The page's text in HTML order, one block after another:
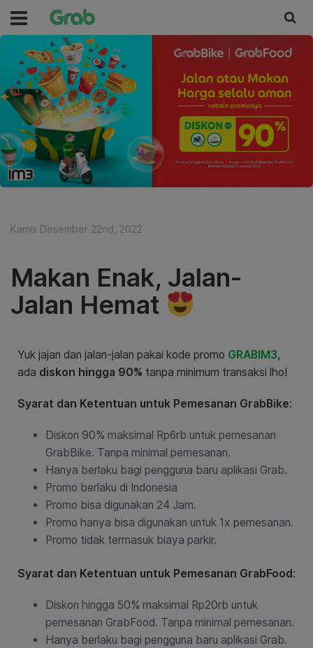
Kamis Desember 22nd, 2022
Makan Enak, Jalan-
Jalan Hemat
Yuk jajan dan jalan-jalan pakai kode promo GRABIM3,
ada diskon hingga 90% tanpa minimum transaksi lho!
Syarat dan Ketentuan untuk Pemesanan GrabBike:
Diskon 90% maksimal Rp6rb untuk pemesanan
GrabBike. Tanpa minimal pemesanan.
Hanya berlaku bagi pengguna baru aplikasi Grab.
Promo berlaku di Indonesia
Promo bisa digunakan 24 Jam.
Promo hanya bisa digunakan untuk 1x pemesanan.
Promo tidak termasuk biaya parkir.
Syarat dan Ketentuan untuk Pemesanan GrabFood :
Diskon hingga 50% maksimal Rp20rb untuk
pemesanan GrabFood. Tanpa minimal pemesanan.
Hanya berlaku bagi pengguna baru aplikasi Grab.